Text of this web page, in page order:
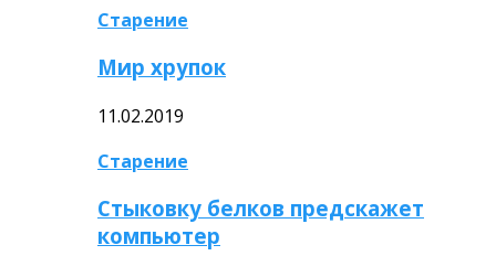
Старение
Мир хрупок
11.02.2019
Старение
Стыковку белков предскажет
компьютер